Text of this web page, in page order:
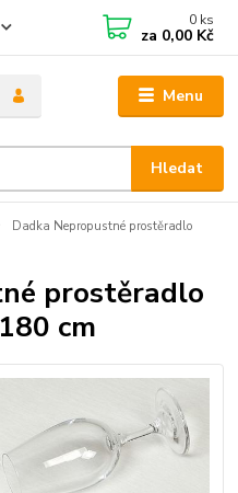
Menu
Hledat
0 ks
za 0,00 Kč
Dadka Nepropustné prostěradlo
prostěradlo
cm